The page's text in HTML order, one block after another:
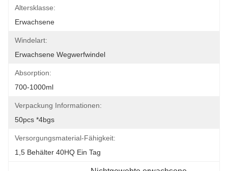
Altersklasse:
Erwachsene
Windelart:
Erwachsene Wegwerfwindel
Absorption:
700-1000ml
Verpackung Informationen:
50pcs *4bgs
Versorgungsmaterial-Fähigkeit:
1,5 Behälter 40HQ Ein Tag